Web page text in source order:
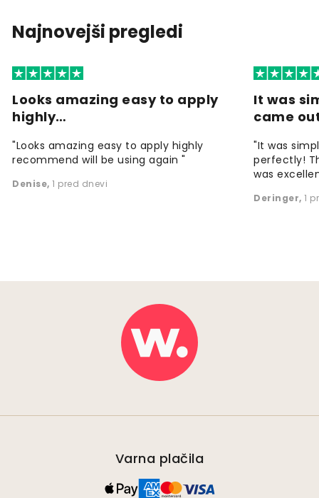
Najnovejši pregledi
Looks amazing easy to apply
highly…
"Looks amazing easy to apply highly
recommend will be using again "
Denise, 1 pred dnevi
It was
came
"It was
perfectly!
was
Deringer, 1
Varna plačila